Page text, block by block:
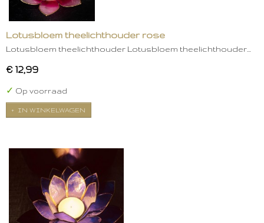
Lotusbloem theelichthouder rose
Lotusbloem theelichthouder Lotusbloem theelichthouder…
€ 12,99
✓ Op voorraad
IN WINKELWAGEN